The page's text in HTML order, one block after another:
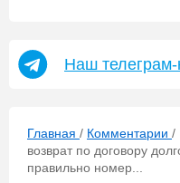
Наш телеграм-
Главная / Комментарии /
возврат по договору
правильно номер...